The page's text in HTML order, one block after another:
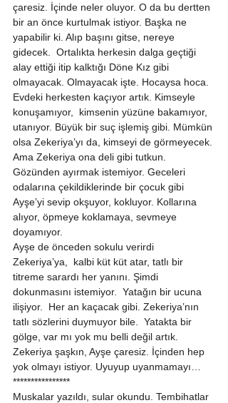
çaresiz. İçinde neler oluyor. O da bu dertten
bir an önce kurtulmak istiyor. Başka ne
yapabilir ki. Alıp başını gitse, nereye
gidecek.  Ortalıkta herkesin dalga geçtiği
alay ettiği itip kalktığı Döne Kız gibi
olmayacak. Olmayacak işte. Hocaysa hoca.
Evdeki herkesten kaçıyor artık. Kimseyle
konuşamıyor,  kimsenin yüzüne bakamıyor,
utanıyor. Büyük bir suç işlemiş gibi. Mümkün
olsa Zekeriya’yı da, kimseyi de görmeyecek.
Ama Zekeriya ona deli gibi tutkun.
Gözünden ayırmak istemiyor. Geceleri
odalarına çekildiklerinde bir çocuk gibi
Ayşe’yi sevip okşuyor, kokluyor. Kollarına
alıyor, öpmeye koklamaya, sevmeye
doyamıyor.
Ayşe de önceden sokulu verirdi
Zekeriya’ya,  kalbi küt küt atar, tatlı bir
titreme sarardı her yanını. Şimdi
dokunmasını istemiyor.  Yatağın bir ucuna
ilişiyor.  Her an kaçacak gibi. Zekeriya’nın
tatlı sözlerini duymuyor bile.  Yatakta bir
gölge, var mı yok mu belli değil artık.
Zekeriya şaşkın, Ayşe çaresiz. İçinden hep
yok olmayı istiyor. Uyuyup uyanmamayı…
****************
Muskalar yazıldı, sular okundu. Tembihatlar